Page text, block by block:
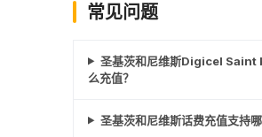
常见问题
圣基茨和尼维斯Digicel
么充值？
圣基茨和尼维斯话费充值支持哪